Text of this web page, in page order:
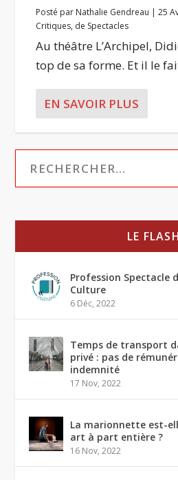
Posté par Nathalie Gendreau |25
Critiques, de Spectacles
Au théâtre L’Archipel,
top de sa forme. Et il le
EN SAVOIR PLUS
LE FLASH
Profession Spectacle
Culture
6 Déc, 2022
Temps de transport
privé : pas de
indemnité
17 Nov, 2022
La marionnette est-
art à part entière ?
16 Nov, 2022